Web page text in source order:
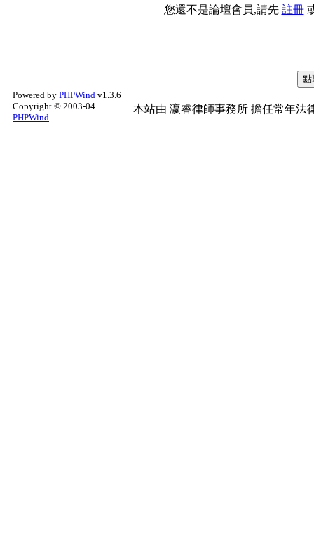
您還不是論壇會員,請先 註冊
Powered by PHPWind v1.3.6
Copyright © 2003-04
PHPWind
本站由 瀛睿律師事務所 擔任常年法